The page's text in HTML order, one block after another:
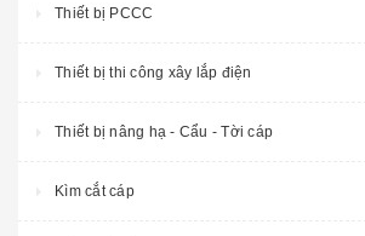
Thiết bị PCCC
Thiết bị thi công xây lắp điện
Thiết bị nâng hạ - Cẩu - Tời cáp
Kìm cắt cáp